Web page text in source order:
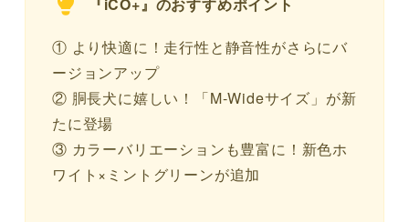
① より快適に！走行性と静音性がさらにバ
ージョンアップ
② 胴長犬に嬉しい！「M-Wideサイズ」が新
たに登場
③ カラーバリエーションも豊富に！新色ホ
ワイト×ミントグリーンが追加